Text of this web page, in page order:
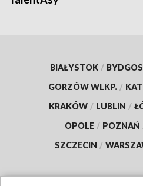
BIAŁYSTOK /
GORZÓW WLKP. /
KRAKÓW / LUBLIN /
OPOLE / POZNAŃ
SZCZECIN /